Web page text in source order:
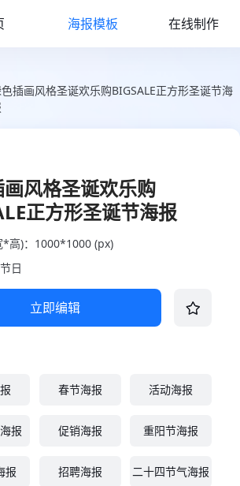
海报模板 在线制作
插画风格圣诞欢乐购BIGSALE正方形圣诞节海
风格圣诞欢乐购
正方形圣诞节海报
*高)：1000*1000 (px)
日
立即编辑
春节海报 活动海报
报 促销海报 重阳节海报
报 招聘海报 二十四节气海报